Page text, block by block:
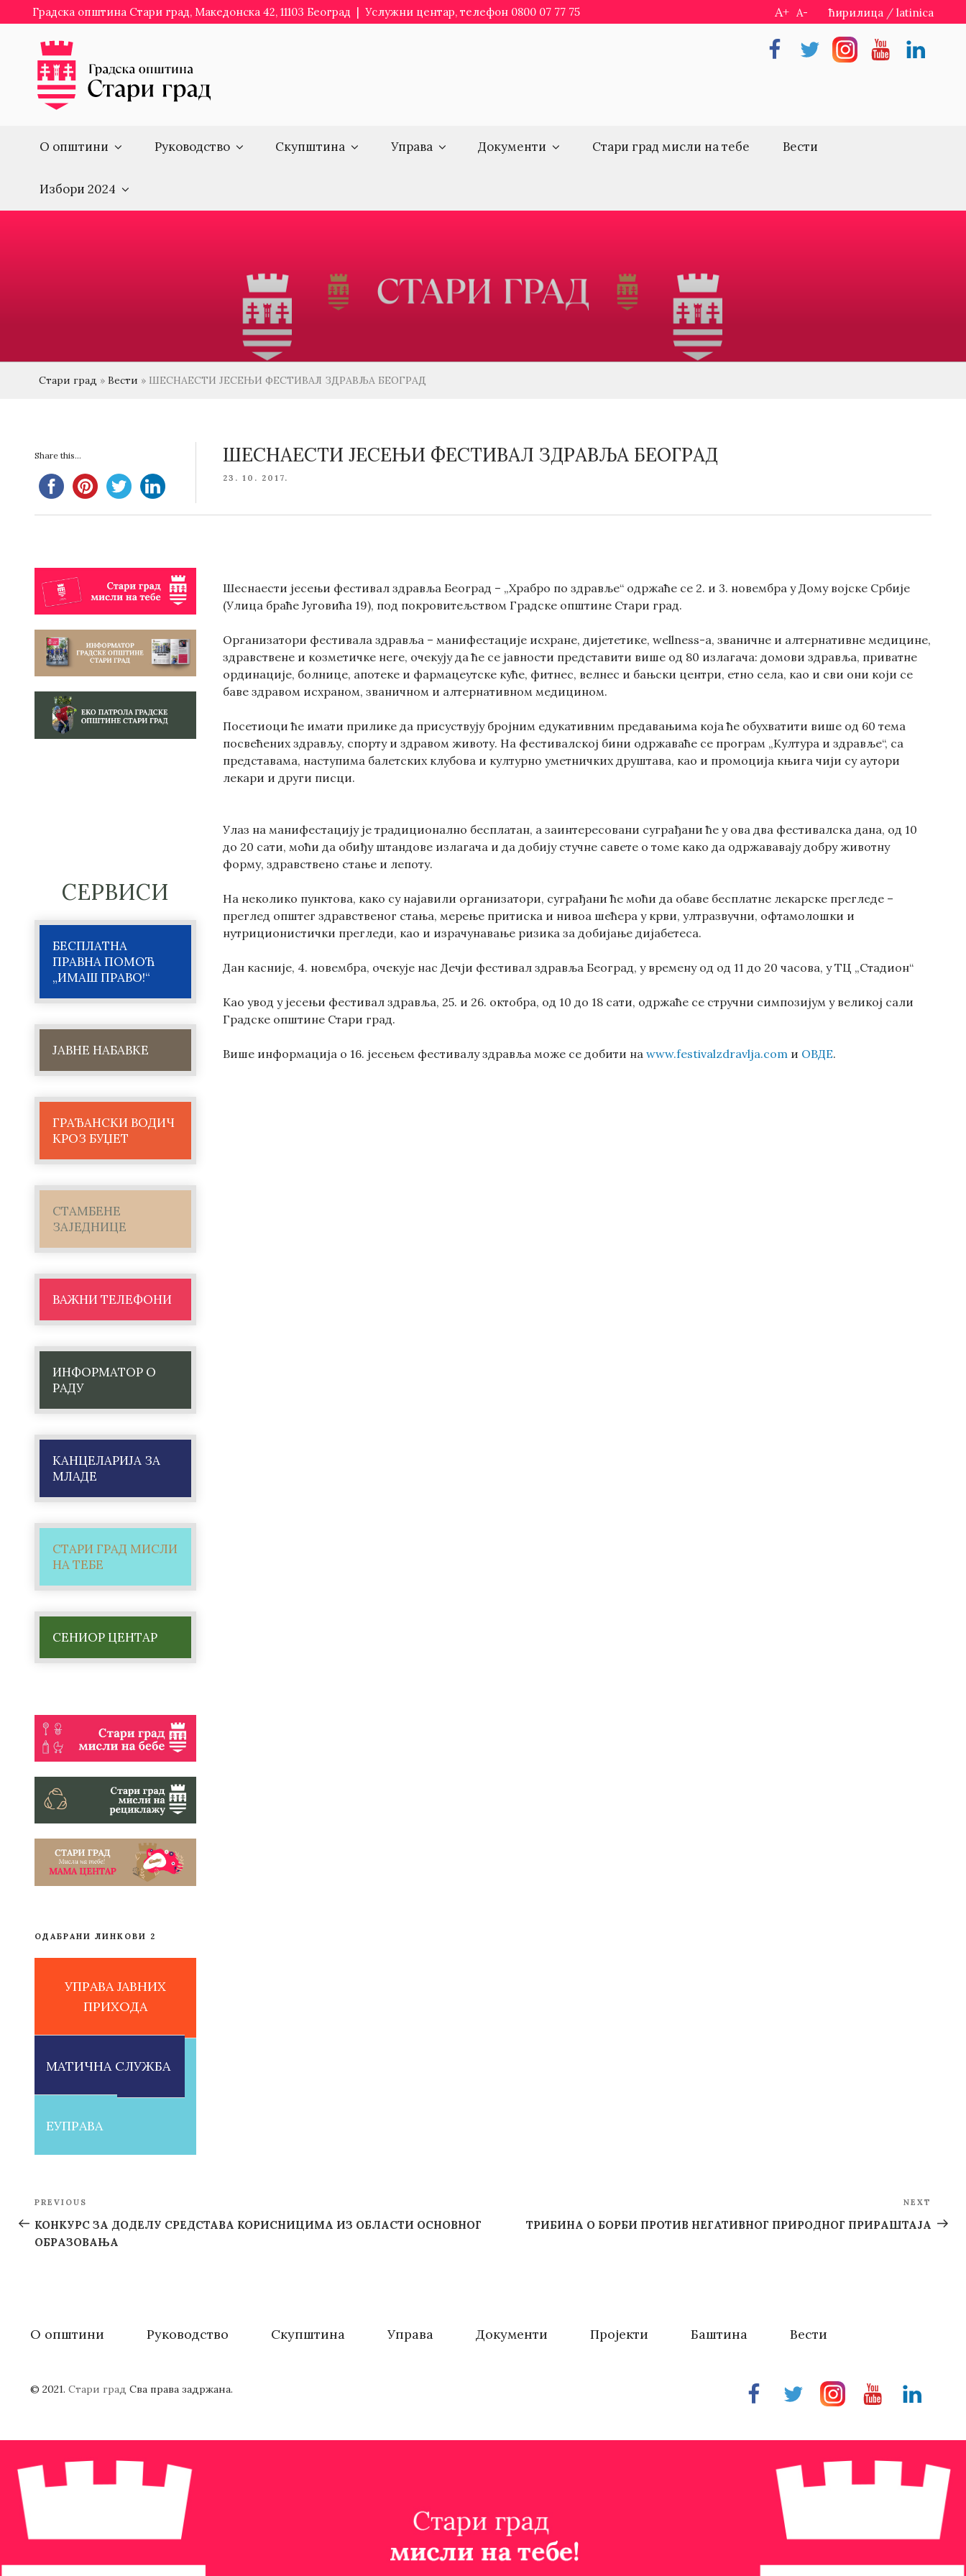
to
content
Градска општина Стари град, Македонска 42, 11103 Београд | Услужни центар, телефон 0800 07 77 75 A+ A- ћирилица / latinica
FacebookTwitterInstragramYoutubeLinkedin
О општини Руководство Скупштина Управа Документи Стари град мисли на тебе Вести
Избори 2024
Стари град » Вести » ШЕСНАЕСТИ ЈЕСЕЊИ ФЕСТИВАЛ ЗДРАВЉА БЕОГРАД
Share this... ШЕСНАЕСТИ ЈЕСЕЊИ ФЕСТИВАЛ ЗДРАВЉА БЕОГРАД
POSTED
23. 10. 2017.
СЕРВИСИ
БЕСПЛАТНА
ПРАВНА ПОМОЋ
„ИМАШ ПРАВО!“
ЈАВНЕ НАБАВКЕ
ГРАЂАНСКИ ВОДИЧ
КРОЗ БУЏЕТ
СТАМБЕНЕ
ЗАЈЕДНИЦЕ
ВАЖНИ ТЕЛЕФОНИ
ИНФОРМАТОР О
РАДУ
КАНЦЕЛАРИЈА ЗА
МЛАДЕ
СТАРИ ГРАД МИСЛИ
НА ТЕБЕ
СЕНИОР ЦЕНТАР
ОДАБРАНИ ЛИНКОВИ 2
УПРАВА ЈАВНИХ
ПРИХОДА
МАТИЧНА СЛУЖБА
ЕУПРАВА
Шеснаести jесењи фестивал здравља Београд – „Храбро по здравље“ одржаће сe 2. и 3. новембра у Дому војске Србије
(Улица браће Југовића 19), под покровитељством Градске општине Стари град.
Организатори фестивала здравља – манифестације исхране, дијететике, wellness-a, званичне и алтернативне медицине,
здравствене и козметичке неге, очекују да ће се јавности представити више од 80 излагача: домови здравља, приватне
ординације, болнице, апотеке и фармацеутске куће, фитнес, велнес и бањски центри, етно села, као и сви они који се
баве здравом исхраном, званичном и алтернативном медицином.
Посетиоци ће имати прилике да присуствују бројним едукативним предавањима која ће обухватити више од 60 тема
посвећених здрављу, спорту и здравом животу. На фестивалској бини одржаваће се програм „Култура и здравље“, са
представама, наступима балетских клубова и културно уметничких друштава, као и промоција књига чији су аутори
лекари и други писци.
Улаз на манифестацију је традиционално бесплатан, а заинтересовани суграђани ће у ова два фестивалска дана, од 10
до 20 сати, моћи да обиђу штандове излагача и да добију стучне савете о томе како да одржававају добру животну
форму, здравствено стање и лепоту.
На неколико пунктова, како су најавили организатори, суграђани ће моћи да обаве бесплатне лекарске прегледе –
преглед општег здравственог стања, мерење притиска и нивоа шећера у крви, ултразвучни, офтамолошки и
нутриционистички прегледи, као и израчунавање ризика за добијање дијабетеса.
Дан касније, 4. новембра, очекује нас Дечји фестивал здравља Београд, у времену од од 11 до 20 часова, у ТЦ „Стадион“
Као увод у јесењи фестивал здравља, 25. и 26. октобра, од 10 до 18 сати, одржаће се стручни симпозијум у великој сали
Градске општине Стари град.
Више информација о 16. јесењем фестивалу здравља може се добити наwww.festivalzdravlja.com и ОВДЕ.
Post
navigation
Previous
Post
PREVIOUS
КОНКУРС ЗА ДОДЕЛУ СРЕДСТАВА КОРИСНИЦИМА ИЗ ОБЛАСТИ ОСНОВНОГ
ОБРАЗОВАЊА
Post
NEXT
ТРИБИНА О БОРБИ ПРОТИВ НЕГАТИВНОГ ПРИРОДНОГ ПРИРАШТАЈА
О општини Руководство Скупштина Управа Документи Пројекти Баштина Вести
FacebookTwitterInstragramYoutubeLinkedin
© 2021. Стари град Сва права задржана.